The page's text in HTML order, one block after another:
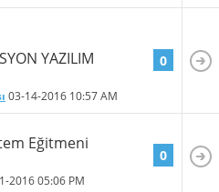
YAZILIM
03-14-2016 10:57 AM
0
Eğitmeni
201605:06 PM
0